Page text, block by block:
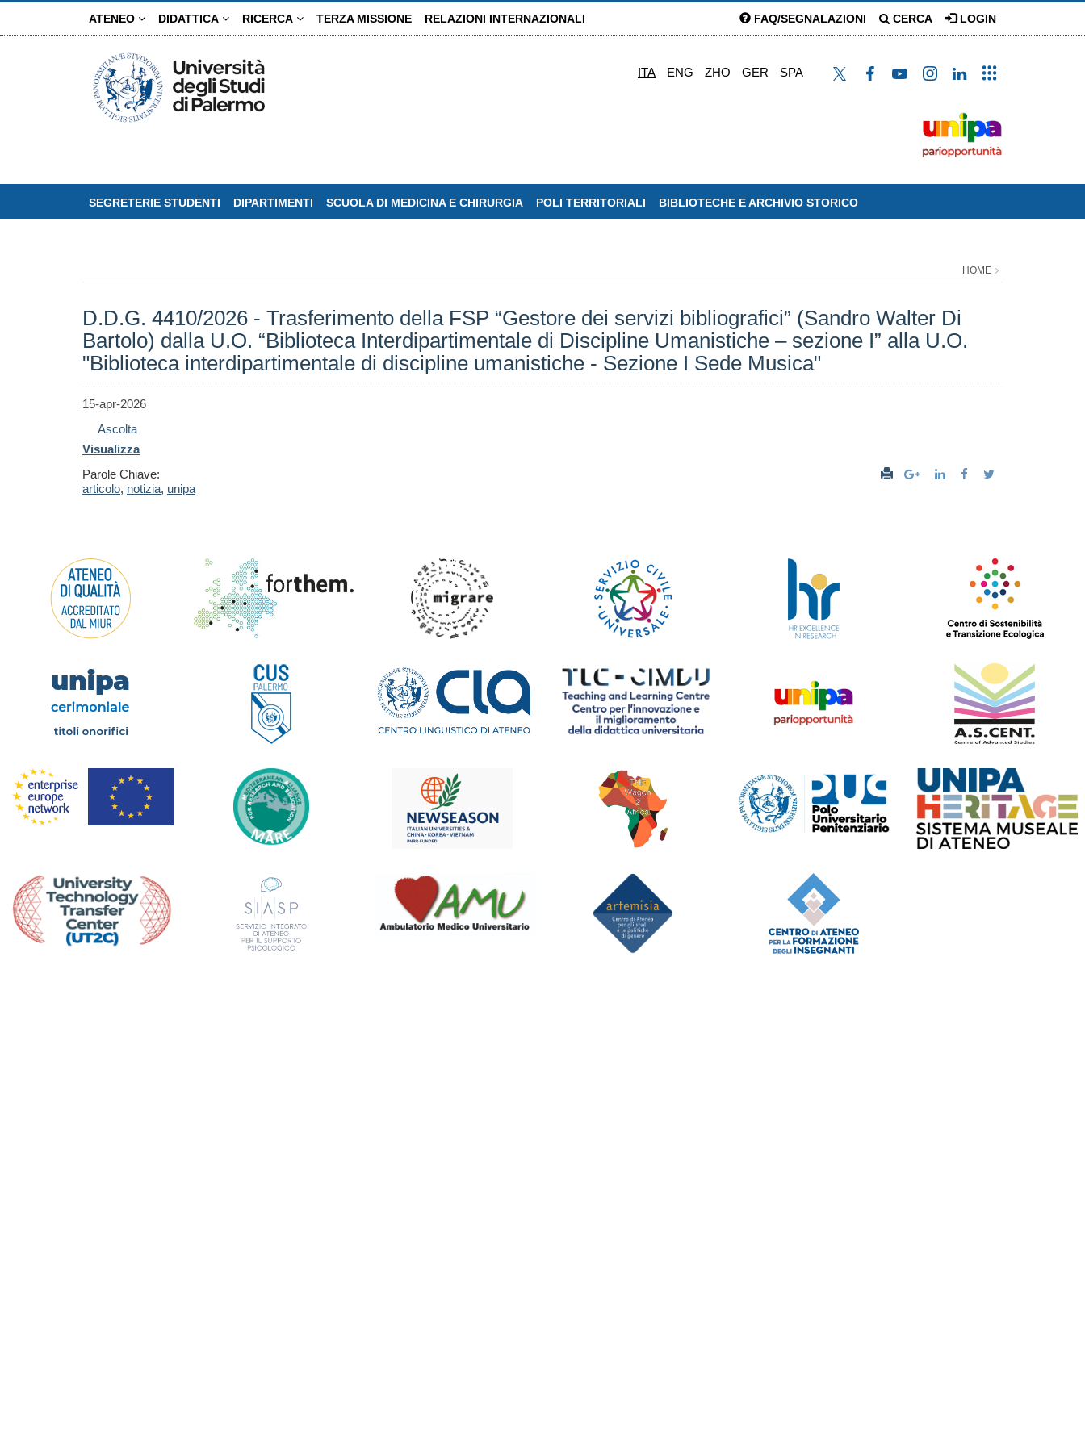
ATENEO DIDATTICA RICERCA TERZA MISSIONE RELAZIONI INTERNAZIONALI FAQ/SEGNALAZIONI CERCA LOGIN
ITA ENG ZHO GER SPA
SEGRETERIE STUDENTI DIPARTIMENTI SCUOLA DI MEDICINA E CHIRURGIA POLI TERRITORIALI BIBLIOTECHE E ARCHIVIO STORICO
HOME
D.D.G. 4410/2026 - Trasferimento della FSP “Gestore dei servizi bibliografici” (Sandro Walter Di
Bartolo) dalla U.O. “Biblioteca Interdipartimentale di Discipline Umanistiche – sezione I” alla U.O.
"Biblioteca interdipartimentale di discipline umanistiche - Sezione I Sede Musica"
15-apr-2026
Ascolta
Visualizza
Parole Chiave:
articolo, notizia, unipa